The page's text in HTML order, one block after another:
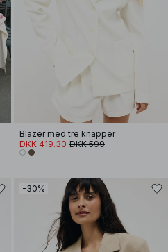
Blazer med tre knapper
DKK 419.30 DKK 599
-30%